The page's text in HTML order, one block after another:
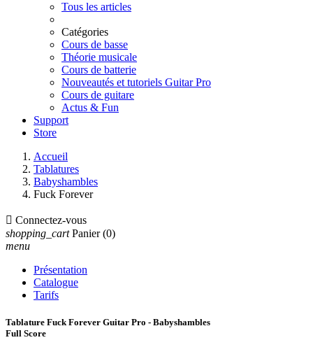
Tous les articles
Catégories
Cours de basse
Théorie musicale
Cours de batterie
Nouveautés et tutoriels Guitar Pro
Cours de guitare
Actus & Fun
Support
Store
Accueil
Tablatures
Babyshambles
Fuck Forever
 Connectez-vous
shopping_cart Panier (0)
menu
Présentation
Catalogue
Tarifs
Tablature Fuck Forever Guitar Pro - Babyshambles
Full Score